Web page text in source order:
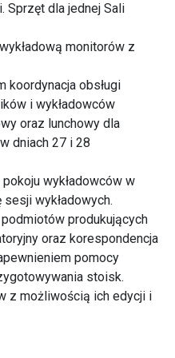
Sprzęt dla jednej Sali
monitorów z
koordynacja obsługi
i wykładowców
oraz lunchowy dla
dniach 27 i 28
wykładowców w
wykładowych.
produkujących
oraz korespondencja
pomocy
stoisk.
z możliwością ich edycji i